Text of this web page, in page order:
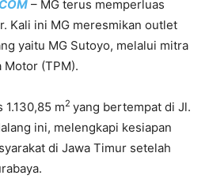
– MG terus memperluas
Kali ini MG meresmikan outlet
yaitu MG Sutoyo, melalui mitra
(TPM).
m2 yang bertempat di Jl.
ini, melengkapi kesiapan
di Jawa Timur setelah